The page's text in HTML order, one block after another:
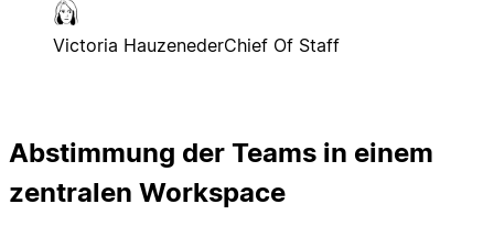
Victoria HauzenederChief Of Staff
Abstimmung der Teams in einem
zentralen Workspace